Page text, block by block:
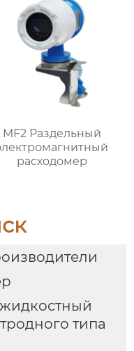
MF2 Раздельный
расходомер
типа